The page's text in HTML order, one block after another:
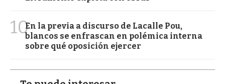
10En la previa a discurso de Lacalle Pou,
blancos se enfrascan en polémica interna
sobre qué oposición ejercer